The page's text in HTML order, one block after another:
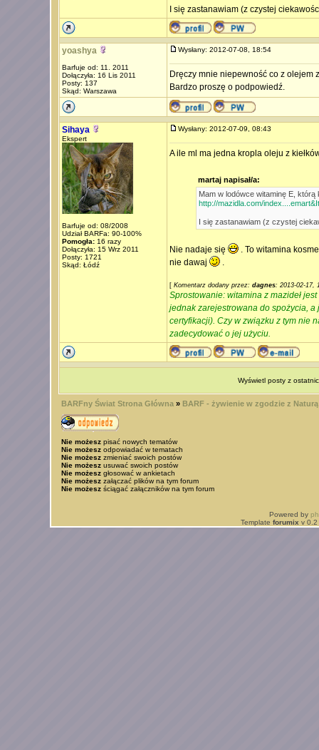
I się zastanawiam (z czystej
yoashya
Barfuje od: 11. 2011
Dołączyła: 16 Lis 2011
Posty: 137
Skąd: Warszawa
Wysłany: 2012-07-08, 18:54
Dręczy mnie niepewność co z olejem
Bardzo proszę o podpowiedź.
Sihaya
Ekspert
Barfuje od: 08/2008
Udział BARFa: 90-100%
Pomogła:16 razy
Dołączyła: 15 Wrz 2011
Posty: 1721
Skąd: Łódź
Wysłany: 2012-07-09, 08:43
A ile ml ma jedna kropla oleju z
martaj napisał/a:
Mam w lodówce witaminę E, którą
http://mazidla.com/
I się zastanawiam (z czystej
Nie nadaje się
. To witamina
nie dawaj
.
[ Komentarz dodany przez: dagnes: 2013-02-17,
Sprostowanie: witamina z mazideł
jednak zarejestrowana do spożycia,
certyfikacji). Czy w związku z tym nie
zadecydować o jej użyciu.
Wyświetl posty z
BARFny Świat Strona Główna» BARF - żywienie w zgodzie z Naturą
Nie możeszpisać nowych tematów
Nie możeszodpowiadać w tematach
Nie możeszzmieniać swoich postów
Nie możeszusuwać swoich postów
Nie możeszgłosować w ankietach
Nie możeszzałączać plików na tym forum
Nie możeszściągać załączników na tym forum
Powered by
Template forumix v 0.2